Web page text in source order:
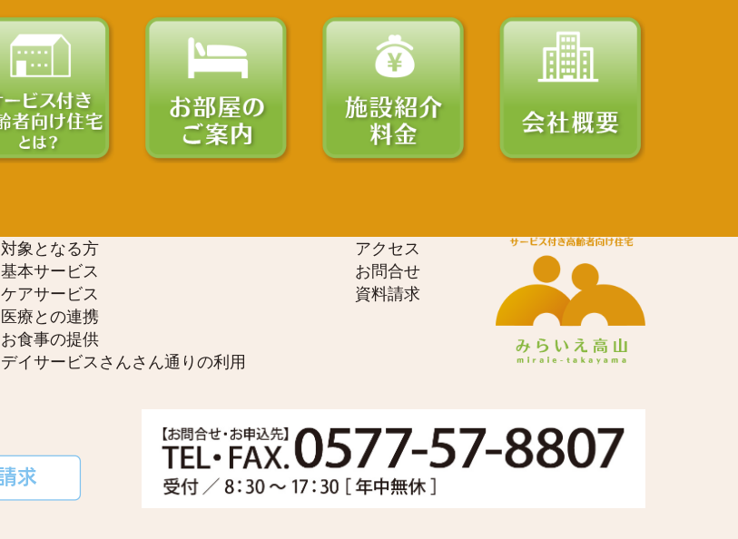
対象となる方
基本サービス
ケアサービス
医療との連携
お食事の提供
デイサービスさんさん通りの利用
アクセス
お問合せ
資料請求